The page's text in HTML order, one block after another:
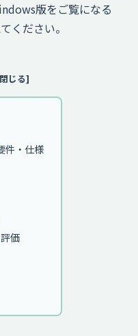
版をご覧になる
ください。
件・仕様
価